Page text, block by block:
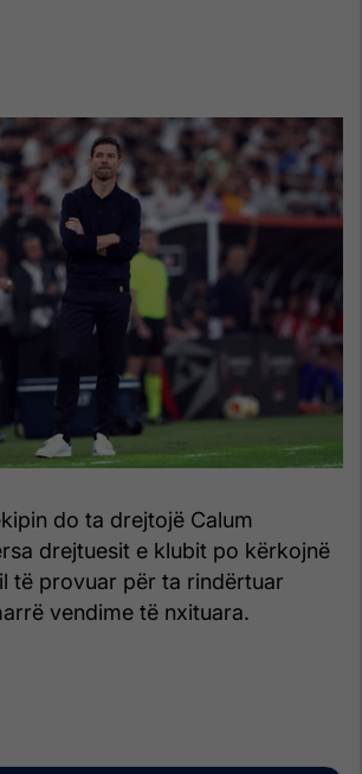
do ta drejtojë Calum
drejtuesit e klubit po kërkojnë
të provuar për ta rindërtuar
vendime të nxituara.